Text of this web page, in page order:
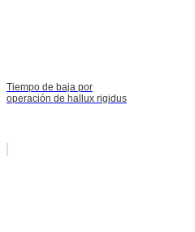
Tiempo de baja por
operación de hallux rigidus